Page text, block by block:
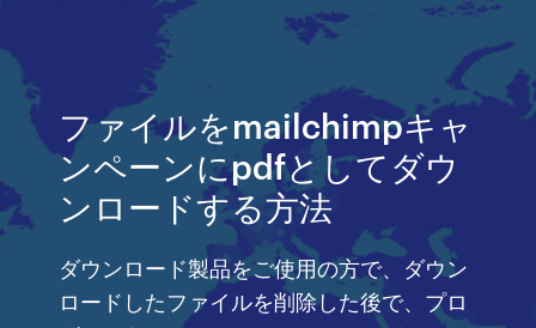
ファイルをmailchimpキャ
ンペーンにpdfとしてダウ
ンロードする方法
ダウンロード製品をご使用の方で、ダウン
ロードしたファイルを削除した後で、プロ